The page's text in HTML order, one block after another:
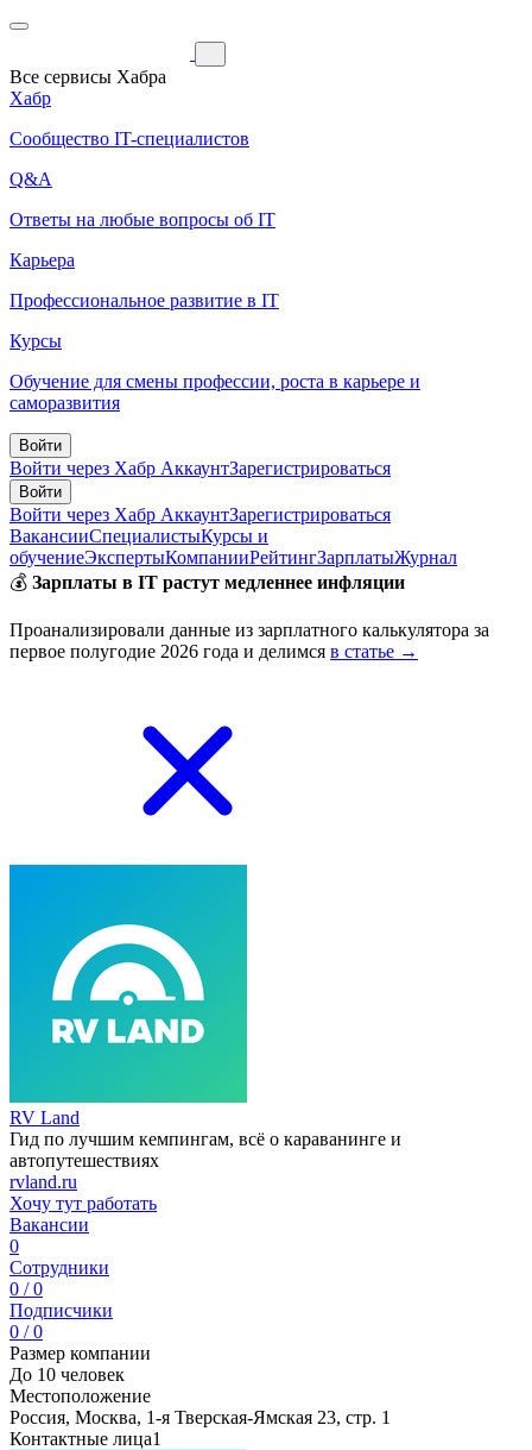
Все сервисы Хабра
Хабр
Сообщество IT-специалистов
Q&A
Ответы на любые вопросы об IT
Карьера
Профессиональное развитие в IT
Курсы
Обучение для смены профессии, роста в карьере и
саморазвития
Войти
Войти через Хабр АккаунтЗарегистрироваться
Войти
Войти через Хабр АккаунтЗарегистрироваться
ВакансииСпециалистыКурсы и
обучениеЭкспертыКомпанииРейтингЗарплатыЖурнал
💰 Зарплаты в IT растут медленнее инфляции
Проанализировали данные из зарплатного калькулятора за
первое полугодие 2026 года и делимся в статье →
RV Land
Гид по лучшим кемпингам, всё о караванинге и
автопутешествиях
rvland.ru
Хочу тут работать
Вакансии
0
Сотрудники
0 / 0
Подписчики
0 / 0
Размер компании
До 10 человек
Местоположение
Россия, Москва, 1-я Тверская-Ямская 23, стр. 1
Контактные лица1